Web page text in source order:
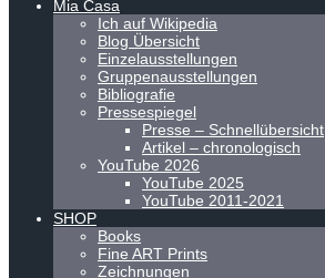
Mia Casa
Ich auf Wikipedia
Blog Übersicht
Einzelausstellungen
Gruppenausstellungen
Bibliografie
Pressespiegel
Presse – Schnellübersicht
Artikel – chronologisch
YouTube 2026
YouTube 2025
YouTube 2011-2021
SHOP
Books
Fine ART Prints
Zeichnungen